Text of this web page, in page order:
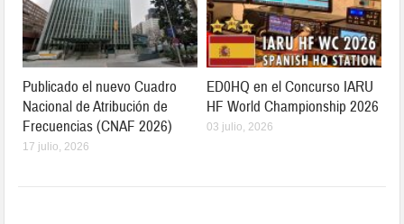
Publicado el nuevo Cuadro
Nacional de Atribución de
Frecuencias (CNAF 2026)
17 julio, 2026
ED0HQ en el Concurso IARU
HF World Championship 2026
03 julio, 2026